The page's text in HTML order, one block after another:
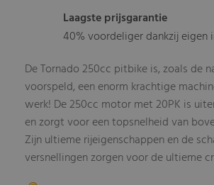
Laagste prijsgarantie
40% voordeliger dankzij eigen
De Tornado 250cc pitbike is, zoals de
voorspeld, een enorm krachtige
werk! De 250cc motor met 20PK is
en zorgt voor een topsnelheid van
Zijn ultieme rijeigenschappen en de
versnellingen zorgen voor de ultieme